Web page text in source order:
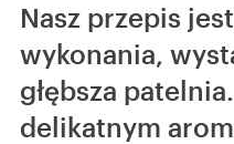
Nasz przepis
wykonania,
głębsza
delikatnym